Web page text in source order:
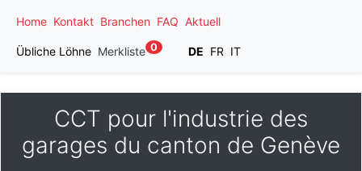
Home Kontakt Branchen FAQ Aktuell
Übliche Löhne Merkliste 0 DE FR IT
CCT pour l'industrie des
garages du canton de Genève